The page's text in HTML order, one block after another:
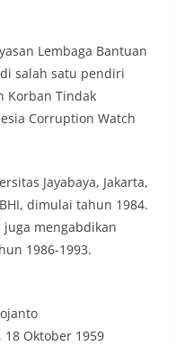
Lembaga Bantuan
salah satu pendiri
Korban Tindak
Corruption Watch
Jayabaya, Jakarta,
dimulai tahun 1984.
juga mengabdikan
1986-1993.
18 Oktober 1959